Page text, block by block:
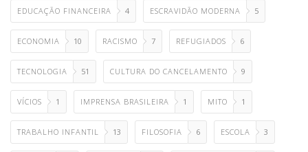
EDUCAÇÃO FINANCEIRA 4 ESCRAVIDÃO MODERNA 5
ECONOMIA 10 RACISMO 7 REFUGIADOS 6
TECNOLOGIA 51 CULTURA DO CANCELAMENTO 9
VÍCIOS 1 IMPRENSA BRASILEIRA 1 MITO 1
TRABALHO INFANTIL 13 FILOSOFIA 6 ESCOLA 3